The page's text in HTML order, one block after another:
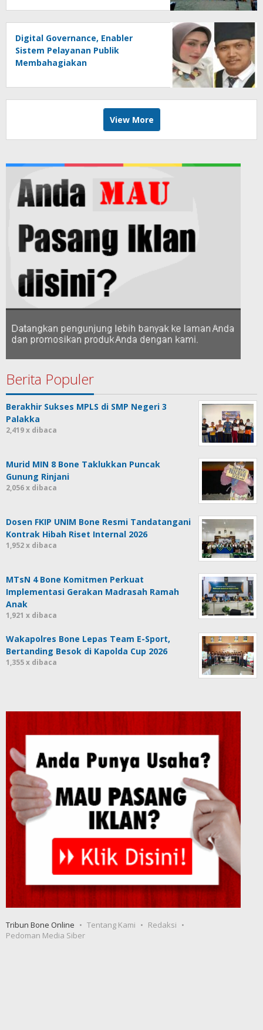
Digital Governance, Enabler
Sistem Pelayanan Publik
Membahagiakan
View More
Berita Populer
Berakhir Sukses MPLS di SMP Negeri 3
Palakka
2,419 x dibaca
Murid MIN 8 Bone Taklukkan Puncak
Gunung Rinjani
2,056 x dibaca
Dosen FKIP UNIM Bone Resmi Tandatangani
Kontrak Hibah Riset Internal 2026
1,952 x dibaca
MTsN 4 Bone Komitmen Perkuat
Implementasi Gerakan Madrasah Ramah
Anak
1,921 x dibaca
Wakapolres Bone Lepas Team E-Sport,
Bertanding Besok di Kapolda Cup 2026
1,355 x dibaca
Tribun Bone Online Tentang Kami
Redaksi
Pedoman Media Siber